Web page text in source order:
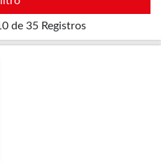
de 35 Registros